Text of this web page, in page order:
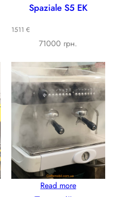
Spaziale S5 EK
1511 €
71000 грн.
Read more